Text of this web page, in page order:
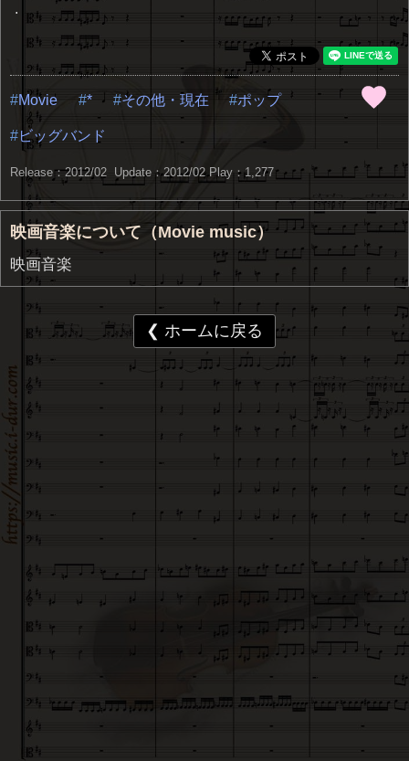
.
Movie * その他・現在 ポップ
ビッグバンド
Release：2012/02 Update：2012/02Play：1,277
映画音楽について（Movie music）
映画音楽
❮ ホームに戻る